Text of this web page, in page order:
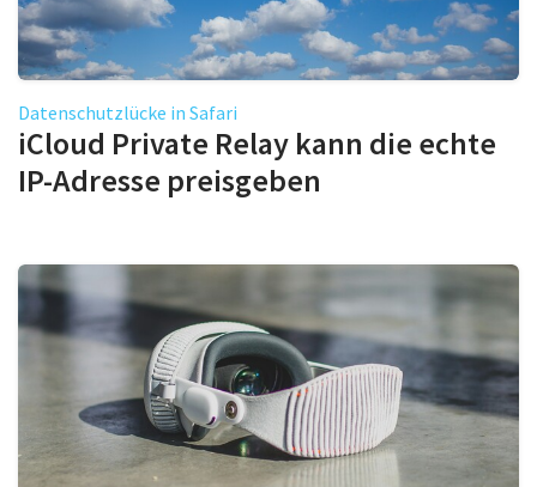
Datenschutzlücke in Safari
iCloud Private Relay kann die echte
IP-Adresse preisgeben